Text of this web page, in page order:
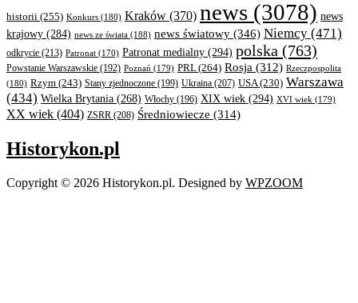
historii (255) Konkurs (180) Kraków (370) news (3078) news
krajowy (284) news ze świata (188) news światowy (346) Niemcy (471)
odkrycie (213) Patronat (170) Patronat medialny (294) polska (763)
Powstanie Warszawskie (192) Poznań (179) PRL(264) Rosja (312) Rzeczpospolita
(180) Rzym (243) Stany zjednoczone (199) Ukraina (207) USA(230) Warszawa
(434) Wielka Brytania (268) Włochy (196) XIX wiek (294) XVI wiek (179)
XX wiek (404) ZSRR (208) Średniowiecze (314)
Historykon.pl
Copyright © 2026 Historykon.pl. Designed by WPZOOM